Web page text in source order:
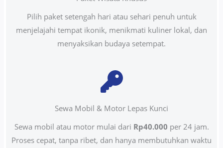
Pilih paket setengah hari atau sehari penuh untuk
menjelajahi tempat ikonik, menikmati kuliner lokal, dan
menyaksikan budaya setempat.
Sewa Mobil & Motor Lepas Kunci
Sewa mobil atau motor mulai dari Rp40.000 per 24 jam.
Proses cepat, tanpa ribet, dan hanya membutuhkan waktu